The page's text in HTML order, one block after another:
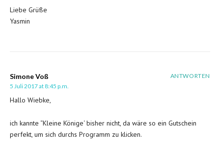
Liebe Grüße
Yasmin
Simone Voß
ANTWORTEN
5 Juli 2017 at 8:45 p.m.
Hallo Wiebke,
ich kannte “Kleine Könige‘ bisher nicht, da wäre so ein Gutschein
perfekt, um sich durchs Programm zu klicken.